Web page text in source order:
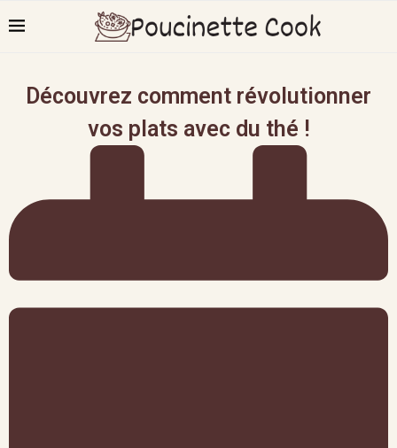
Découvrez comment révolutionner
vos plats avec du thé !